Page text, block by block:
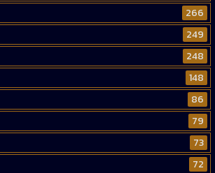
266
249
248
148
86
79
73
72